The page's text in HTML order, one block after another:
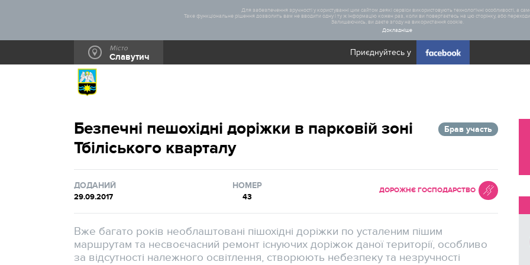
Для забезпечення зручності у користуванні цим сайтом деякі сервіси використовують технологічні особливості, а
Таке функціональне рішення дозволить вам не вводити одну і ту ж інформацію кожен раз, коли ви повертаєтесь на цю сторінку, або
Залишаючись, ви даєте згоду на використання cookie.
Докладніше
Місто
Славутич Приєднуйтесь у
Безпечні пешохідні доріжки в парковій зоні
Тбіліського кварталу
Брав участь
ДОДАНИЙ
29.09.2017
НОМЕР
43
ДОРОЖНЄ ГОСПОДАРСТВО
Вже багато років необлаштовані пішохідні доріжки по усталеним пішим
маршрутам та несвоєчасний ремонт існуючих доріжок даної території, особливо
за відсутності належного освітлення, створюють небезпеку та незручності